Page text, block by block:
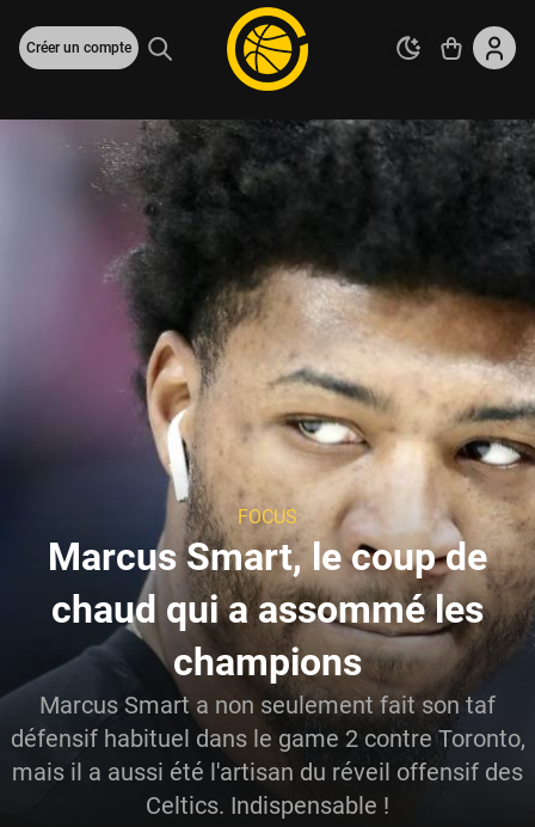
Créer un compte
FOCUS
Marcus Smart, le coup de
chaud qui a assommé les
champions
Marcus Smart a non seulement fait son taf
défensif habituel dans le game 2 contre Toronto,
mais il a aussi été l'artisan du réveil offensif des
Celtics. Indispensable !